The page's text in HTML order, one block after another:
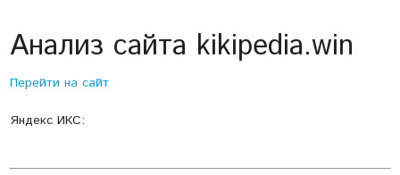
Анализ сайта kikipedia.win
Перейти на сайт
Яндекс ИКС: